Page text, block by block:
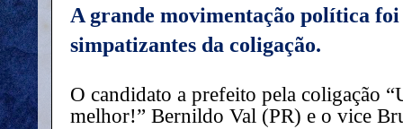
A grande movimentação política
simpatizantes da coligação.
O candidato a prefeito pela coligação
melhor!” Bernildo Val (PR) e o vice